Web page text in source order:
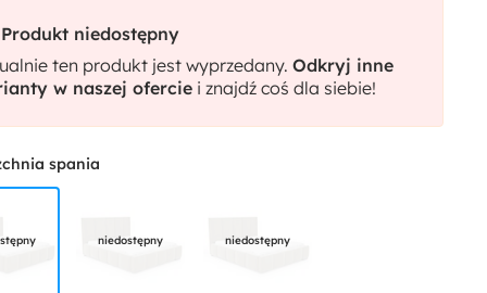
Produkt niedostępny
ten produkt jest wyprzedany. Odkryj inne
w naszej ofercie i znajdź coś dla siebie!
spania
niedostępny niedostępny